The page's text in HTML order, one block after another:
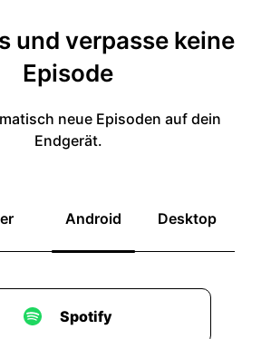
und verpasse keine
Episode
neue Episoden auf dein
Endgerät.
Android Desktop
Spotify